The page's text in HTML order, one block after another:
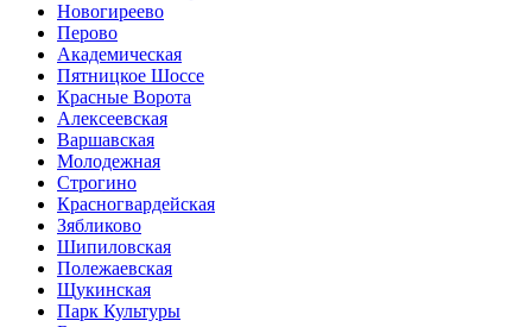
Новогиреево
Перово
Академическая
Пятницкое Шоссе
Красные Ворота
Алексеевская
Варшавская
Молодежная
Строгино
Красногвардейская
Зябликово
Шипиловская
Полежаевская
Щукинская
Парк Культуры